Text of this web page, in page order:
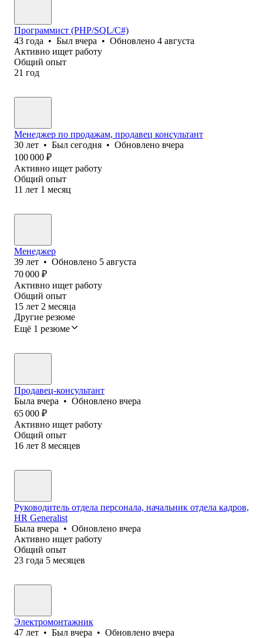
Программист (PHP/SQL/C#)
43 года • Был вчера • Обновлено 4 августа
Активно ищет работу
Общий опыт
21 год
Менеджер по продажам, продавец консультант
30 лет • Был сегодня • Обновлено вчера
100 000 ₽
Активно ищет работу
Общий опыт
11 лет 1 месяц
Менеджер
39 лет • Обновлено 5 августа
70 000 ₽
Активно ищет работу
Общий опыт
15 лет 2 месяца
Другие резюме
Ещё 1 резюме
Продавец-консультант
Была вчера • Обновлено вчера
65 000 ₽
Активно ищет работу
Общий опыт
16 лет 8 месяцев
Руководитель отдела персонала, начальник отдела кадров,
HR Generalist
Была вчера • Обновлено вчера
Активно ищет работу
Общий опыт
23 года 5 месяцев
Электромонтажник
47 лет • Был вчера • Обновлено вчера